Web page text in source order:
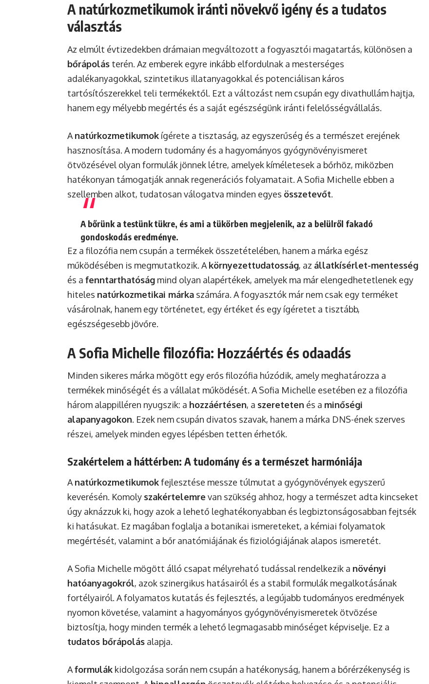
A natúrkozmetikumok iránti növekvő igény és a tudatos
választás
Az elmúlt évtizedekben drámaian megváltozott a fogyasztói magatartás, különösen a
bőrápolás terén. Az emberek egyre inkább elfordulnak a mesterséges
adalékanyagokkal, szintetikus illatanyagokkal és potenciálisan káros
tartósítószerekkel teli termékektől. Ezt a változást nem csupán egy divathullám hajtja,
hanem egy mélyebb megértés és a saját egészségünk iránti felelősségvállalás.
A natúrkozmetikumok ígérete a tisztaság, az egyszerűség és a természet erejének
hasznosítása. A modern tudomány és a hagyományos gyógynövényismeret
ötvözésével olyan formulák jönnek létre, amelyek kíméletesek a bőrhöz, miközben
hatékonyan támogatják annak regenerációs folyamatait. A Sofia Michelle ebben a
szellemben alkot, tudatosan válogatva minden egyes összetevőt.
A bőrünk a testünk tükre, és ami a tükörben megjelenik, az a belülről fakadó
gondoskodás eredménye.
Ez a filozófia nem csupán a termékek összetételében, hanem a márka egész
működésében is megmutatkozik. A környezettudatosság, az állatkísérlet-mentesség
és a fenntarthatóság mind olyan alapértékek, amelyek ma már elengedhetetlenek egy
hiteles natúrkozmetikai márka számára. A fogyasztók már nem csak egy terméket
vásárolnak, hanem egy történetet, egy értéket és egy ígéretet a tisztább,
egészségesebb jövőre.
A Sofia Michelle filozófia: Hozzáértés és odaadás
Minden sikeres márka mögött egy erős filozófia húzódik, amely meghatározza a
termékek minőségét és a vállalat működését. A Sofia Michelle esetében ez a filozófia
három alappilléren nyugszik: a hozzáértésen, a szereteten és a minőségi
alapanyagokon. Ezek nem csupán divatos szavak, hanem a márka DNS-ének szerves
részei, amelyek minden egyes lépésben tetten érhetők.
Szakértelem a háttérben: A tudomány és a természet harmóniája
A natúrkozmetikumokfejlesztése messze túlmutat a gyógynövények egyszerű
keverésén. Komoly szakértelemre van szükség ahhoz, hogy a természet adta kincseket
úgy aknázzuk ki, hogy azok a lehető leghatékonyabban és legbiztonságosabban fejtsék
ki hatásukat. Ez magában foglalja a botanikai ismereteket, a kémiai folyamatok
megértését, valamint a bőr anatómiájának és fiziológiájának alapos ismeretét.
A Sofia Michelle mögött álló csapat mélyreható tudással rendelkezik a növényi
hatóanyagokról, azok szinergikus hatásairól és a stabil formulák megalkotásának
fortélyairól. A folyamatos kutatás és fejlesztés, a legújabb tudományos eredmények
nyomon követése, valamint a hagyományos gyógynövényismeretek ötvözése
biztosítja, hogy minden termék a lehető legmagasabb minőséget képviselje. Ez a
tudatos bőrápolás alapja.
Aformulák kidolgozása során nem csupán a hatékonyság, hanem a bőrérzékenység is